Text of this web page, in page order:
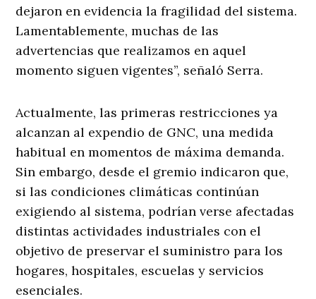
dejaron en evidencia la fragilidad del sistema.
Lamentablemente, muchas de las
advertencias que realizamos en aquel
momento siguen vigentes”, señaló Serra.
Actualmente, las primeras restricciones ya
alcanzan al expendio de GNC, una medida
habitual en momentos de máxima demanda.
Sin embargo, desde el gremio indicaron que,
si las condiciones climáticas continúan
exigiendo al sistema, podrían verse afectadas
distintas actividades industriales con el
objetivo de preservar el suministro para los
hogares, hospitales, escuelas y servicios
esenciales.